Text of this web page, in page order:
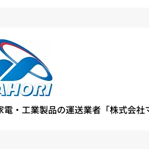
・工業製品の運送業者「株式会社